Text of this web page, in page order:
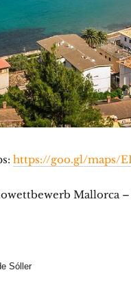
https://goo.gl/maps/
Mallorca –
Sóller